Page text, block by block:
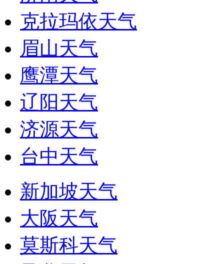
克拉玛依天气
眉山天气
鹰潭天气
辽阳天气
济源天气
台中天气
新加坡天气
大阪天气
莫斯科天气